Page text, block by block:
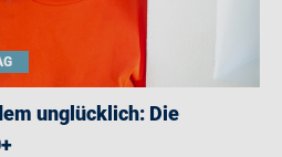
unglücklich: Die